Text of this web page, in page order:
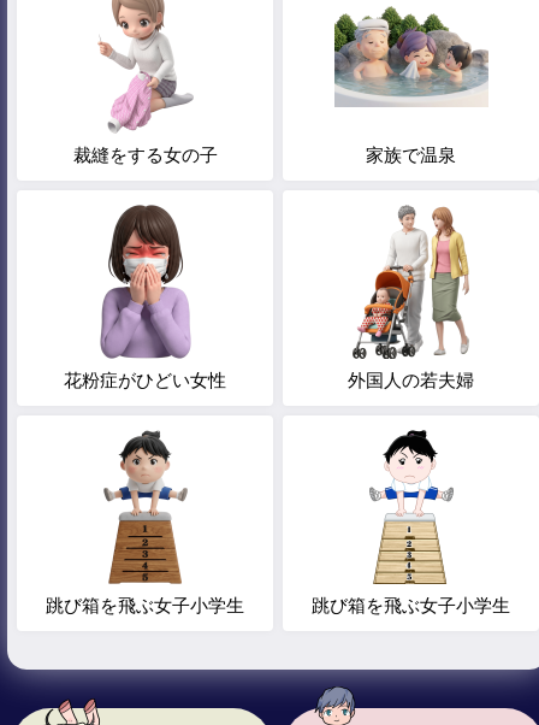
裁縫をする女の子 家族で温泉
花粉症がひどい女性 外国人の若夫婦
跳び箱を飛ぶ女子小学生 跳び箱を飛ぶ女子小学生